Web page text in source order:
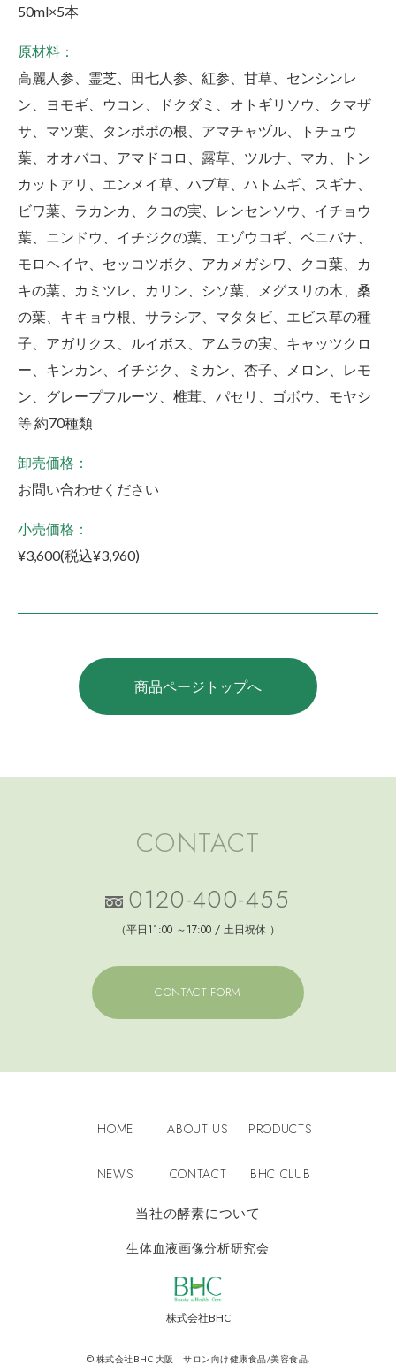
50ml×5本
原材料：
高麗人参、霊芝、田七人参、紅参、甘草、センシンレ
ン、ヨモギ、ウコン、ドクダミ、オトギリソウ、クマザ
サ、マツ葉、タンポポの根、アマチャヅル、トチュウ
葉、オオバコ、アマドコロ、露草、ツルナ、マカ、トン
カットアリ、エンメイ草、ハブ草、ハトムギ、スギナ、
ビワ葉、ラカンカ、クコの実、レンセンソウ、イチョウ
葉、ニンドウ、イチジクの葉、エゾウコギ、ベニバナ、
モロヘイヤ、セッコツボク、アカメガシワ、クコ葉、カ
キの葉、カミツレ、カリン、シソ葉、メグスリの木、桑
の葉、キキョウ根、サラシア、マタタビ、エビス草の種
子、アガリクス、ルイボス、アムラの実、キャッツクロ
ー、キンカン、イチジク、ミカン、杏子、メロン、レモ
ン、グレープフルーツ、椎茸、パセリ、ゴボウ、モヤシ
等 約70種類
卸売価格：
お問い合わせください
小売価格：
¥3,600(税込¥3,960)
商品ページトップへ
CONTACT
0120-400-455
（平日11:00 ～17:00 / 土日祝休 ）
CONTACT FORM
HOME ABOUT US PRODUCTS
NEWS CONTACT BHC CLUB
当社の酵素について
生体血液画像分析研究会
株式会社BHC
© 株式会社BHC 大阪 サロン向け健康食品/美容食品.